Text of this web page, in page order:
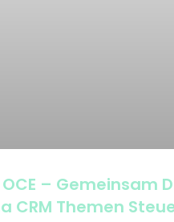
OCE – Gemeinsam
CRM Themen